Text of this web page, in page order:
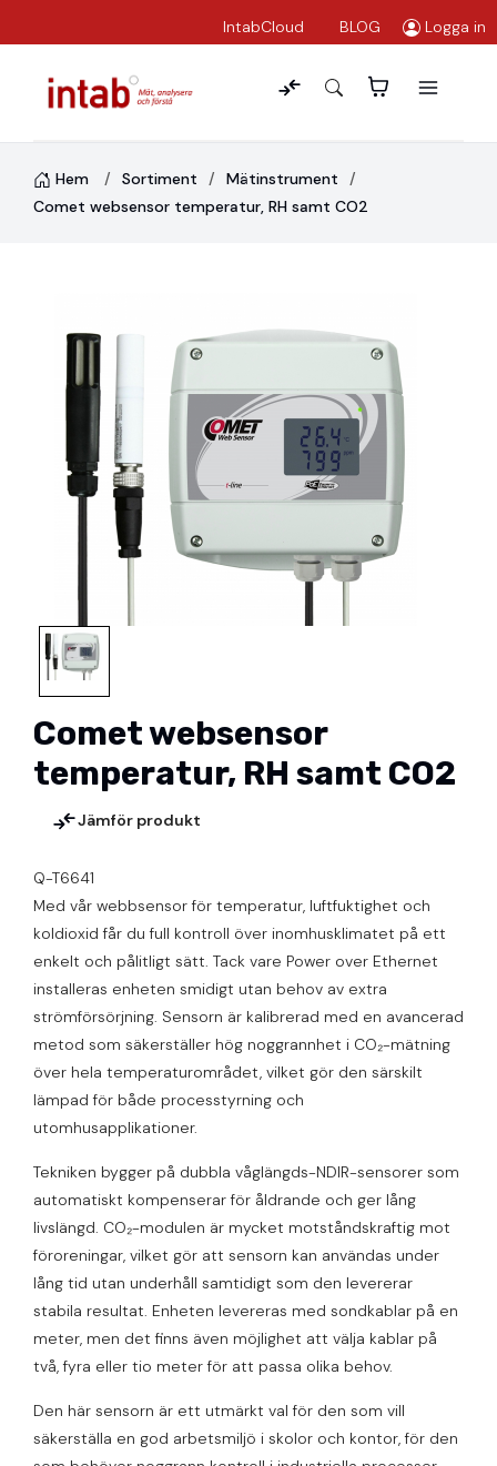
IntabCloud BLOG Logga in
Hem Sortiment
Mätinstrument
Comet websensor temperatur, RH samt CO2
Comet websensor
temperatur, RH samt CO2
Jämför produkt
Q-T6641
Med vår webbsensor för temperatur, luftfuktighet och
koldioxid får du full kontroll över inomhusklimatet på ett
enkelt och pålitligt sätt. Tack vare Power over Ethernet
installeras enheten smidigt utan behov av extra
strömförsörjning. Sensorn är kalibrerad med en avancerad
metod som säkerställer hög noggrannhet i CO₂-mätning
över hela temperaturområdet, vilket gör den särskilt
lämpad för både processtyrning och
utomhusapplikationer.
Tekniken bygger på dubbla våglängds-NDIR-sensorer som
automatiskt kompenserar för åldrande och ger lång
livslängd. CO₂-modulen är mycket motståndskraftig mot
föroreningar, vilket gör att sensorn kan användas under
lång tid utan underhåll samtidigt som den levererar
stabila resultat. Enheten levereras med sondkablar på en
meter, men det finns även möjlighet att välja kablar på
två, fyra eller tio meter för att passa olika behov.
Den här sensorn är ett utmärkt val för den som vill
säkerställa en god arbetsmiljö i skolor och kontor, för den